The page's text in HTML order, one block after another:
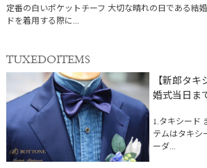
定番の白いポケットチーフ 大切な晴れの日である結
ドを着用する際に...
TUXEDOITEMS
【新郎タ
婚式当日ま
1.タキシード
テムはタキシ
ーダ...